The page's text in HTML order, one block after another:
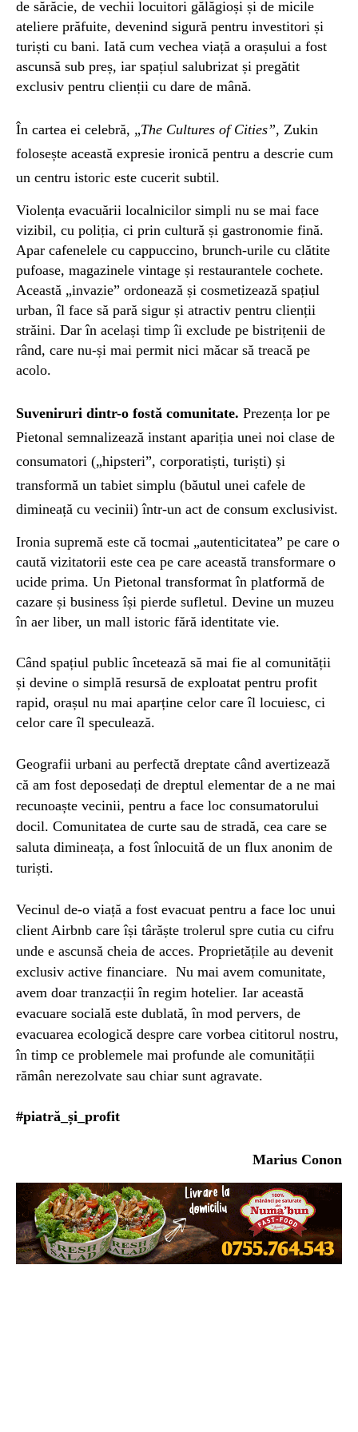
de sărăcie, de vechii locuitori gălăgioși și de micile
ateliere prăfuite, devenind sigură pentru investitori și
turiști cu bani. Iată cum vechea viață a orașului a fost
ascunsă sub preș, iar spațiul salubrizat și pregătit
exclusiv pentru clienții cu dare de mână.
În cartea ei celebră, „The Cultures of Cities”, Zukin
folosește această expresie ironică pentru a descrie cum
un centru istoric este cucerit subtil.
Violența evacuării localnicilor simpli nu se mai face
vizibil, cu poliția, ci prin cultură și gastronomie fină.
Apar cafenelele cu cappuccino, brunch-urile cu clătite
pufoase, magazinele vintage și restaurantele cochete.
Această „invazie” ordonează și cosmetizează spațiul
urban, îl face să pară sigur și atractiv pentru clienții
străini. Dar în același timp îi exclude pe bistrițenii de
rând, care nu-și mai permit nici măcar să treacă pe
acolo.
Suveniruri dintr-o fostă comunitate. Prezența lor pe
Pietonal semnalizează instant apariția unei noi clase de
consumatori („hipsteri”, corporatiști, turiști) și
transformă un tabiet simplu (băutul unei cafele de
dimineață cu vecinii) într-un act de consum exclusivist.
Ironia supremă este că tocmai „autenticitatea” pe care o
caută vizitatorii este cea pe care această transformare o
ucide prima. Un Pietonal transformat în platformă de
cazare și business își pierde sufletul. Devine un muzeu
în aer liber, un mall istoric fără identitate vie.
Când spațiul public încetează să mai fie al comunității
și devine o simplă resursă de exploatat pentru profit
rapid, orașul nu mai aparține celor care îl locuiesc, ci
celor care îl speculează.
Geografii urbani au perfectă dreptate când avertizează
că am fost deposedați de dreptul elementar de a ne mai
recunoaște vecinii, pentru a face loc consumatorului
docil. Comunitatea de curte sau de stradă, cea care se
saluta dimineața, a fost înlocuită de un flux anonim de
turiști.
Vecinul de-o viață a fost evacuat pentru a face loc unui
client Airbnb care își târăște trolerul spre cutia cu cifru
unde e ascunsă cheia de acces. Proprietățile au devenit
exclusiv active financiare. Nu mai avem comunitate,
avem doar tranzacții în regim hotelier. Iar această
evacuare socială este dublată, în mod pervers, de
evacuarea ecologică despre care vorbea cititorul nostru,
în timp ce problemele mai profunde ale comunității
rămân nerezolvate sau chiar sunt agravate.
#piatră_și_profit
Marius Conon